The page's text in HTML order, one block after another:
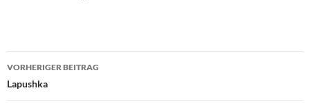
Beitragsnavigation
VORHERIGER BEITRAG
Lapushka